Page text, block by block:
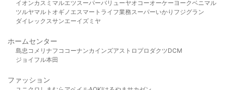
イオンカスミ マルエツスーパーバリューヤオコーオーケー ヨークベニマル
ツルヤマルト オギノ エスマート ライフ業務スーパーいかり フジグラン
ダイレックスサンエーイズミヤ
ホームセンター
島忠 コメリ ナフコ コーナンカインズアストロプロダクツDCM
ジョイフル本田
ファッション